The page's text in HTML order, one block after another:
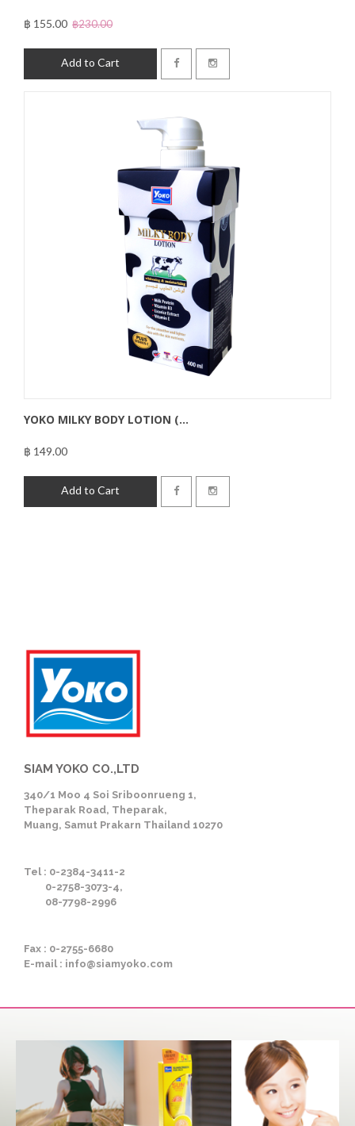
฿ 155.00 ฿230.00
Add to Cart
YOKO MILKY BODY LOTION (...
฿ 149.00
Add to Cart
SIAM YOKO CO.,LTD
340/1 Moo 4 Soi Sriboonrueng 1,
Theparak Road, Theparak,
Muang, Samut Prakarn Thailand 10270
Tel : 0-2384-3411-2
0-2758-3073-4,
08-7798-2996
Fax : 0-2755-6680
E-mail : info@siamyoko.com